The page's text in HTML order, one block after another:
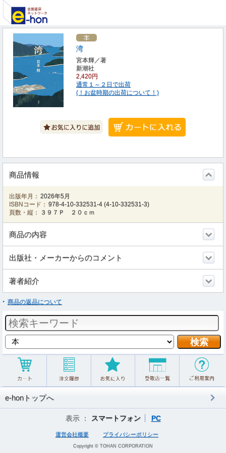
湾
宮本輝／著
新潮社
2,420円
通常１～２日で出荷
(！お盆時期の出荷について！)
商品情報
出版年月： 2026年5月
ISBNコード： 978-4-10-332531-4 (4-10-332531-3)
頁数・縦：
３９７Ｐ ２０ｃｍ
商品の内容
出版社・メーカーからのコメント
著者紹介
商品の返品について
e-honトップへ
表示 ： スマートフォン PC
運営会社概要 プライバシーポリシー
Copyright © TOHAN CORPORATION